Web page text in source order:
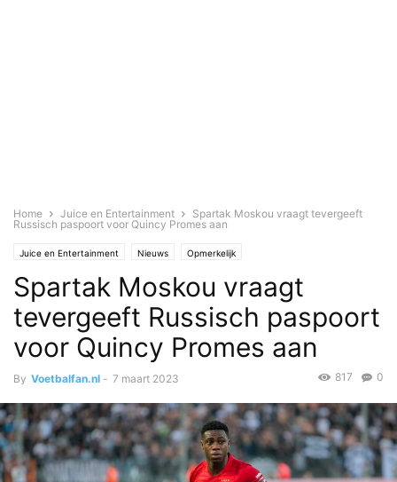
Home Juice en Entertainment
Spartak Moskou vraagt tevergeeft
Russisch paspoort voor Quincy Promes aan
Juice en Entertainment Nieuws Opmerkelijk
Spartak Moskou vraagt
tevergeeft Russisch paspoort
voor Quincy Promes aan
By Voetbalfan.nl - 7 maart 2023 0
817